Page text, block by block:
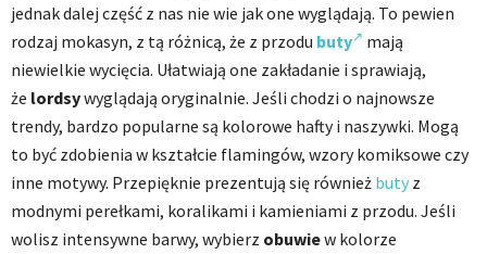
jednak dalej część z nas nie wie jak one wyglądają. To pewien
rodzaj mokasyn, z tą różnicą, że z przodu buty
mają
niewielkie wycięcia. Ułatwiają one zakładanie i sprawiają,
że lordsywyglądają oryginalnie. Jeśli chodzi o najnowsze
trendy, bardzo popularne są kolorowe hafty i naszywki. Mogą
to być zdobienia w kształcie flamingów, wzory komiksowe czy
inne motywy. Przepięknie prezentują się również buty z
modnymi perełkami, koralikami i kamieniami z przodu. Jeśli
wolisz intensywne barwy, wybierz obuwiew kolorze